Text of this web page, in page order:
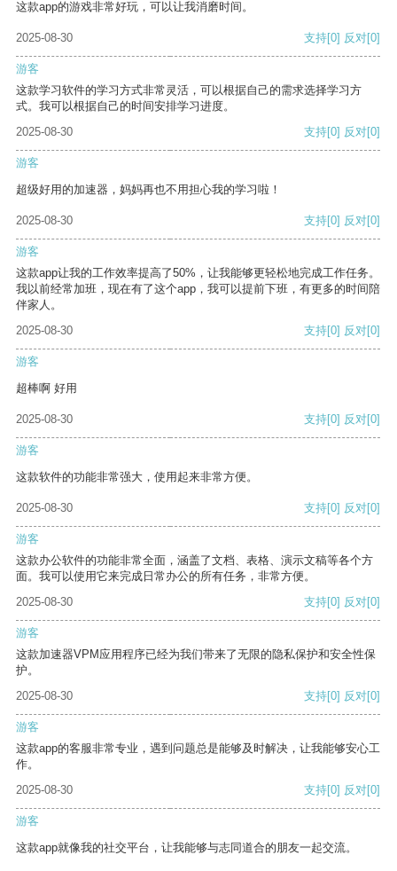
这款app的游戏非常好玩，可以让我消磨时间。
2025-08-30 支持[0] 反对[0]
游客
这款学习软件的学习方式非常灵活，可以根据自己的需求选择学习方
式。我可以根据自己的时间安排学习进度。
2025-08-30
支持[0] 反对[0]
游客
超级好用的加速器，妈妈再也不用担心我的学习啦！
2025-08-30 支持[0] 反对[0]
游客
这款app让我的工作效率提高了50%，让我能够更轻松地完成工作任务。
我以前经常加班，现在有了这个app，我可以提前下班，有更多的时间陪
伴家人。
2025-08-30
支持[0] 反对[0]
游客
超棒啊 好用
2025-08-30 支持[0] 反对[0]
游客
这款软件的功能非常强大，使用起来非常方便。
2025-08-30 支持[0] 反对[0]
游客
这款办公软件的功能非常全面，涵盖了文档、表格、演示文稿等各个方
面。我可以使用它来完成日常办公的所有任务，非常方便。
2025-08-30
支持[0] 反对[0]
游客
这款加速器VPM应用程序已经为我们带来了无限的隐私保护和安全性保
护。
2025-08-30
支持[0] 反对[0]
游客
这款app的客服非常专业，遇到问题总是能够及时解决，让我能够安心工
作。
2025-08-30
支持[0] 反对[0]
游客
这款app就像我的社交平台，让我能够与志同道合的朋友一起交流。